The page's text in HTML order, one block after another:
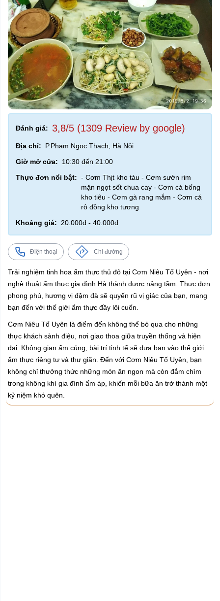
Đánh giá: 3,8/5 (1309 Review by google)
Địa chỉ:
P.Phạm Ngọc Thạch, Hà Nội
Giờ mở cửa:
10:30 đến 21:00
Thực đơn nổi bật: - Cơm Thịt kho tàu - Cơm sườn rim
mặn ngọt sốt chua cay - Cơm cá bống
kho tiêu - Cơm gà rang mắm - Cơm cá
rô đồng kho tương
Khoảng giá:
20.000đ - 40.000đ
Điện thoại Chỉ đường
Trải nghiệm tinh hoa ẩm thực thủ đô tại Cơm Niêu Tố Uyên - nơi
nghệ thuật ẩm thực gia đình Hà thành được nâng tầm. Thực đơn
phong phú, hương vị đậm đà sẽ quyến rũ vị giác của bạn, mang
bạn đến với thế giới ẩm thực đầy lôi cuốn.
Cơm Niêu Tố Uyên là điểm đến không thể bỏ qua cho những
thực khách sành điệu, nơi giao thoa giữa truyền thống và hiện
đại. Không gian ấm cúng, bài trí tinh tế sẽ đưa bạn vào thế giới
ẩm thực riêng tư và thư giãn. Đến với Cơm Niêu Tố Uyên, bạn
không chỉ thưởng thức những món ăn ngon mà còn đắm chìm
trong không khí gia đình ấm áp, khiến mỗi bữa ăn trở thành một
kỷ niệm khó quên.